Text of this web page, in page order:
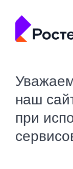
наш
при